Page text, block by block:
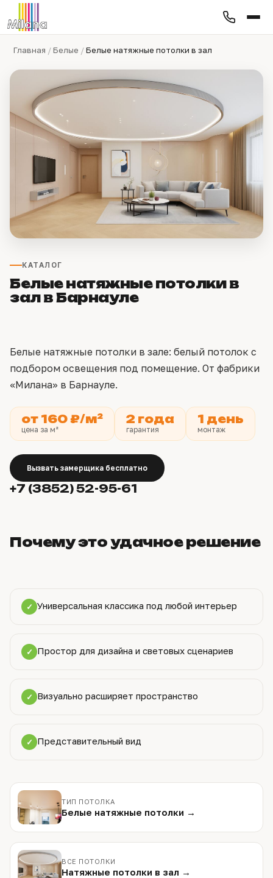
Главная /Белые /Белые натяжные потолки в зал
КАТАЛОГ
Белые натяжные потолки в
зал в Барнауле
Белые натяжные потолки в зале: белый потолок с
подбором освещения под помещение. От фабрики
«Милана» в Барнауле.
от 160 ₽/м²
цена за м²
2 года
гарантия
1 день
монтаж
Вызвать замерщика бесплатно
+7 (3852) 52-95-61
Почему это удачное решение
✓ Универсальная классика под любой интерьер
✓ Простор для дизайна и световых сценариев
✓ Визуально расширяет пространство
✓ Представительный вид
ТИП ПОТОЛКА
Белые натяжные потолки →
ВСЕ ПОТОЛКИ
Натяжные потолки в зал →